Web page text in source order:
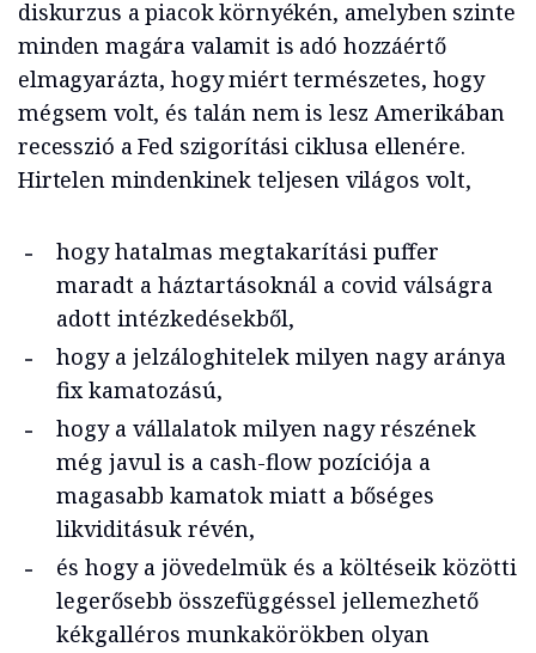
diskurzus a piacok környékén, amelyben szinte
minden magára valamit is adó hozzáértő
elmagyarázta, hogy miért természetes, hogy
mégsem volt, és talán nem is lesz Amerikában
recesszió a Fed szigorítási ciklusa ellenére.
Hirtelen mindenkinek teljesen világos volt,
hogy hatalmas megtakarítási puffer
maradt a háztartásoknál a covid válságra
adott intézkedésekből,
hogy a jelzáloghitelek milyen nagy aránya
fix kamatozású,
hogy a vállalatok milyen nagy részének
még javul is a cash-flow pozíciója a
magasabb kamatok miatt a bőséges
likviditásuk révén,
és hogy a jövedelmük és a költéseik közötti
legerősebb összefüggéssel jellemezhető
kékgalléros munkakörökben olyan